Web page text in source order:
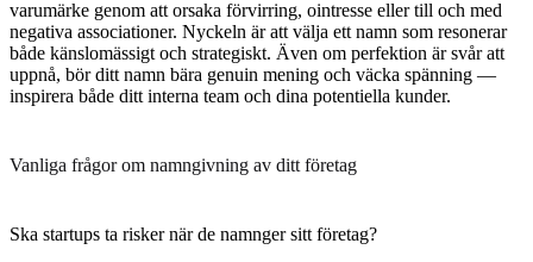
varumärke genom att orsaka förvirring, ointresse eller till och med
negativa associationer. Nyckeln är att välja ett namn som resonerar
både känslomässigt och strategiskt. Även om perfektion är svår att
uppnå, bör ditt namn bära genuin mening och väcka spänning —
inspirera både ditt interna team och dina potentiella kunder.
Vanliga frågor om namngivning av ditt företag
Ska startups ta risker när de namnger sitt företag?